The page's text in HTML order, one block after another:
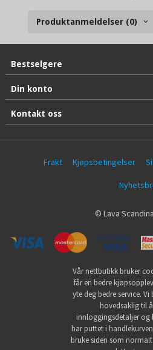
Produktanmeldelser (0)
Bestselgere
Din konto
Kontakt oss
Frakt Kjøpsbetingelser
© Lava
Vår nettbutikk bruker
får en bedre
yte deg bedre service.
hovedsaklig til
innloggingsdetaljer og
har puttet i
bruke siden som